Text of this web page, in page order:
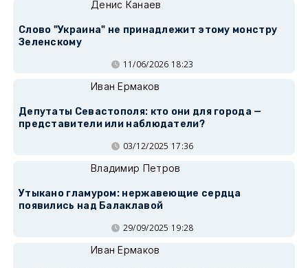
Денис Канаев
Слово "Украина" не принадлежит этому монстру
Зеленскому
11/06/2026 18:23
Иван Ермаков
Депутаты Севастополя: кто они для города —
представители или наблюдатели?
03/12/2025 17:36
Владимир Петров
Утыкано гламуром: нержавеющие сердца
появились над Балаклавой
29/09/2025 19:28
Иван Ермаков